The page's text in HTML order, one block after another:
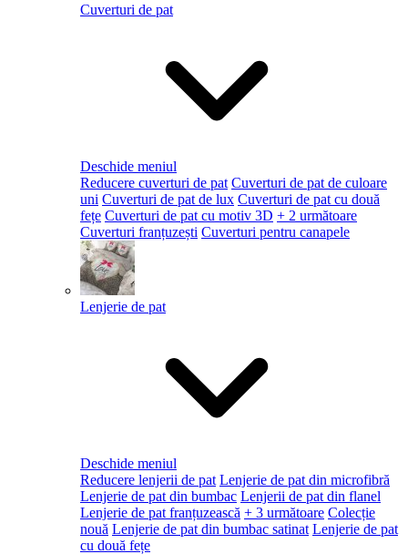
Cuverturi de pat
Deschide meniul
Reducere cuverturi de pat Cuverturi de pat de culoare
uni Cuverturi de pat de lux Cuverturi de pat cu două
fețe Cuverturi de pat cu motiv 3D + 2 următoare
Cuverturi franțuzești Cuverturi pentru canapele
Lenjerie de pat
Deschide meniul
Reducere lenjerii de pat Lenjerie de pat din microfibră
Lenjerie de pat din bumbac Lenjerii de pat din flanel
Lenjerie de pat franțuzească + 3 următoare Colecție
nouă Lenjerie de pat din bumbac satinat Lenjerie de pat
cu două fețe